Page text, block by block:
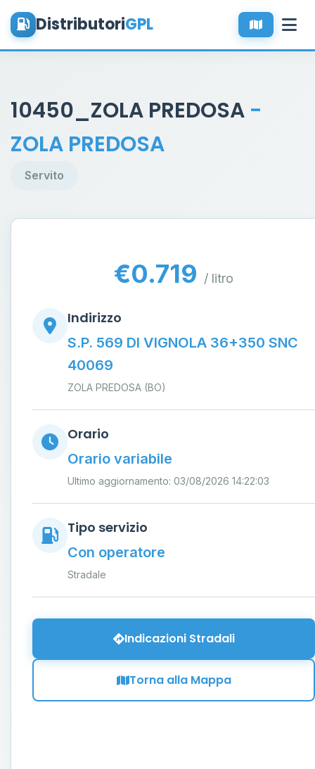
DistributoriGPL
10450_ZOLA PREDOSA -
ZOLA PREDOSA
Servito
€0.719 / litro
Indirizzo
S.P. 569 DI VIGNOLA 36+350 SNC
40069
ZOLA PREDOSA (BO)
Orario
Orario variabile
Ultimo aggiornamento: 03/08/2026 14:22:03
Tipo servizio
Con operatore
Stradale
Indicazioni Stradali
Torna alla Mappa